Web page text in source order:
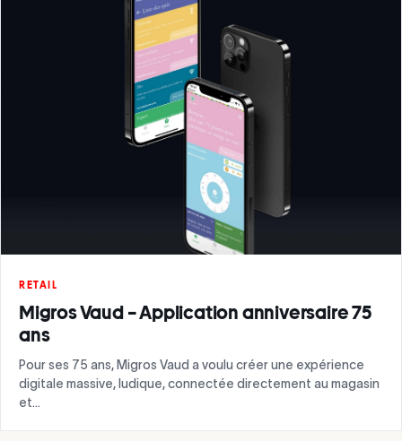
RETAIL
Migros Vaud – Application anniversaire 75
ans
Pour ses 75 ans, Migros Vaud a voulu créer une expérience
digitale massive, ludique, connectée directement au magasin
et…